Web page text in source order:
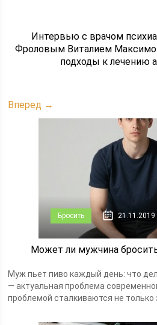
Интервью с врачом
Фроловым Виталием
подходы к лечению
Вперед →
Бросить 21.11.2019
Может ли мужчина
Муж пьет пиво каждый день: что
— актуальная проблема
проблемой сталкиваются не только